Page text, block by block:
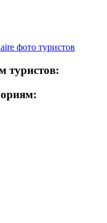
фото туристов
туристов: